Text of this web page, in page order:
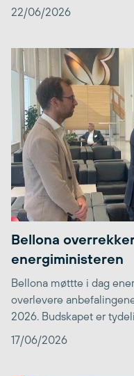
22/06/2026
Bellona
energiministeren
Bellona møttte i dag
overlevere
2026. Budskapet er
17/06/2026